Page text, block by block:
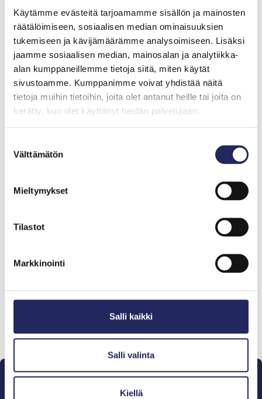
Käytämme evästeitä tarjoamamme sisällön ja mainosten
räätälöimiseen, sosiaalisen median ominaisuuksien
tukemiseen ja kävijämäärämme analysoimiseen. Lisäksi
jaamme sosiaalisen median, mainosalan ja analytiikka-
alan kumppaneillemme tietoja siitä, miten käytät
sivustoamme. Kumppanimme voivat yhdistää näitä
tietoja muihin tietoihin, joita olet antanut heille tai joita on
kerätty, kun olet käyttänyt heidän palvelujaan.
valinta
Välttämätön
Mieltymykset
Tilastot
Markkinointi
Salli kaikki
Salli valinta
Kiellä
Tiimin lahjoitukset yhteensä:
0 €
lahjoitukset